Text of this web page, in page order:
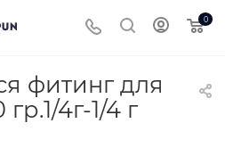
0
фитинг для
4г-1/4 г